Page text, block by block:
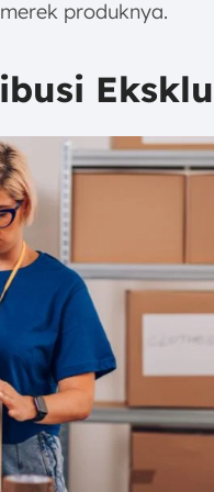
produknya.